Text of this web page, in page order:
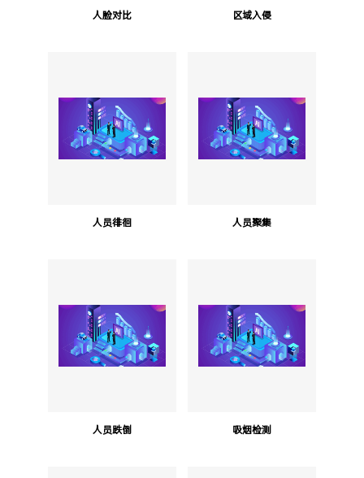
人脸对比 区域入侵
人员徘徊 人员聚集
人员跌倒 吸烟检测